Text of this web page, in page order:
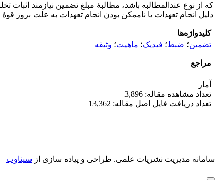
که از نوع عندالمطالبه باشد، مطالبۀ مبلغ تضمین نیازمند
دلیل انجام تعهدات یا ناممکن بودن انجام تعهدات به علت بروز
کلیدواژه‌ها
تضمین؛ ضبط؛ فیدیک؛ ماهیت؛ وثیقه
مراجع
آمار
تعداد مشاهده مقاله: 3,896
تعداد دریافت فایل اصل مقاله: 13,362
سامانه مدیریت نشریات علمی. طراحی و پیاده سازی از سیناوب